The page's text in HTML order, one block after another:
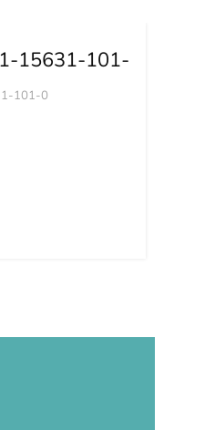
15631-101-
101-0